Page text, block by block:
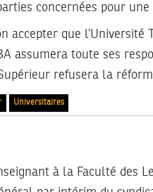
concernées pour
accepter que
assumera toute ses
refusera la
Universitaires
à la Faculté des